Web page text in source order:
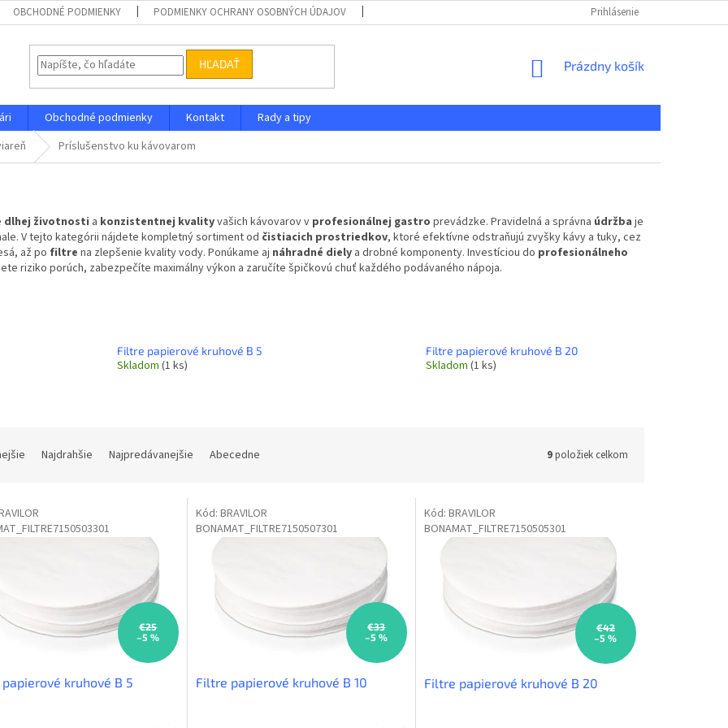
OBCHODNÉ PODMIENKY PODMIENKY OCHRANY OSOBNÝCH ÚDAJOV DOPRAVA A PLATBA
Prihlásenie
HĽADAŤ
NÁKUPNÝ
Prázdny košík
Obchodné podmienky Kontakt
Rady a tipy
Príslušenstvo ku kávovarom
dlhej životnosti a konzistentnej kvalityvašich kávovarov v profesionálnej gastro prevádzke. Pravidelná a správna údržba je
V tejto kategórii nájdete kompletný sortiment od čistiacich prostriedkov, ktoré efektívne odstraňujú zvyšky kávy a tuky, cez
až po filtre na zlepšenie kvality vody. Ponúkame aj náhradné diely a drobné komponenty. Investíciou do profesionálneho
riziko porúch, zabezpečíte maximálny výkon a zaručíte špičkovú chuť každého podávaného nápoja.
Filtre papierové kruhové B 5
Skladom(1 ks)
Filtre papierové kruhové B 20
Skladom (1 ks)
Najdrahšie Najpredávanejšie Abecedne 9položiek celkom
€25
–5 %
kruhové B 5
€33
–5 %
Filtre papierové kruhové B 10
Kód: BRAVILOR
BONAMAT_FILTRE7150507301
€42
–5 %
Filtre papierové kruhové B 20
Kód: BRAVILOR
BONAMAT_FILTRE7150505301